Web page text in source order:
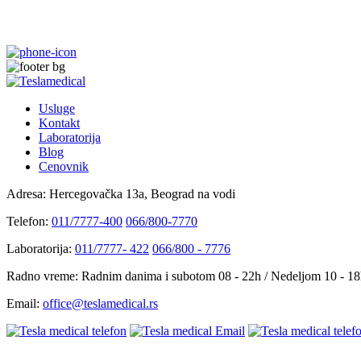
Usluge
Kontakt
Laboratorija
Blog
Cenovnik
Adresa: Hercegovačka 13a, Beograd na vodi
Telefon: 011/7777-400 066/800-7770
Laboratorija: 011/7777- 422 066/800 - 7776
Radno vreme: Radnim danima i subotom 08 - 22h / Nedeljom 10 -
Email: office@teslamedical.rs